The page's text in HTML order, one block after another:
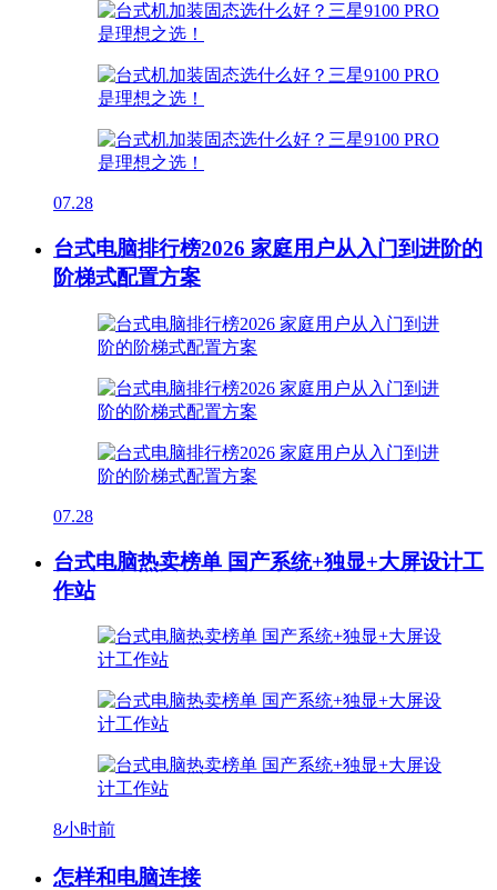
07.28
台式电脑排行榜2026 家庭用户从入门到进阶的
阶梯式配置方案
07.28
台式电脑热卖榜单 国产系统+独显+大屏设计工
作站
8小时前
怎样和电脑连接